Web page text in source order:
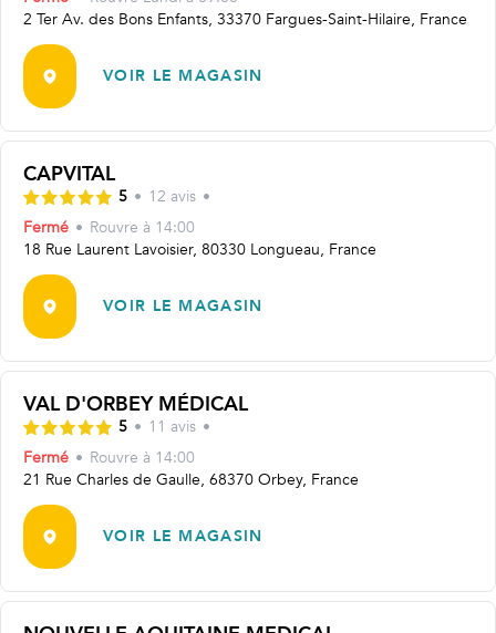
2 Ter Av. des Bons Enfants, 33370 Fargues-Saint-Hilaire, France
VOIR LE MAGASIN
CAPVITAL
5 • 12 avis •
Fermé • Rouvre à 14:00
18 Rue Laurent Lavoisier, 80330 Longueau, France
VOIR LE MAGASIN
VAL D'ORBEY MÉDICAL
5 • 11 avis •
Fermé • Rouvre à 14:00
21 Rue Charles de Gaulle, 68370 Orbey, France
VOIR LE MAGASIN